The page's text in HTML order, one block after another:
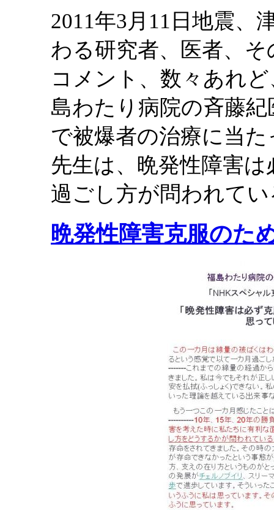
2011年3月11日地震、
わる研究者、医者、
コメント、数々あれ
島わたり病院の斉藤
で被爆者の治療に当
先生は、晩発性障害
過ごし方が問われて
晩発性障害克服のた